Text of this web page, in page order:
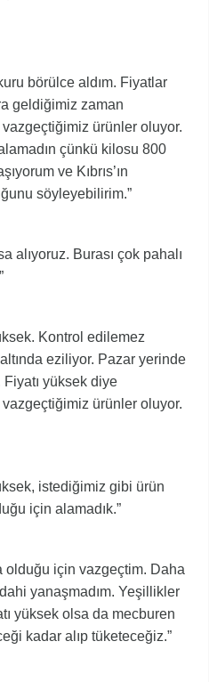
börülce aldım. Fiyatlar
geldiğimiz zaman
vazgeçtiğimiz ürünler oluyor.
çünkü kilosu 800
ve Kıbrıs’ın
söyleyebilirim.”
alıyoruz. Burası çok pahalı
Kontrol edilemez
eziliyor. Pazar yerinde
Fiyatı yüksek diye
vazgeçtiğimiz ürünler oluyor.
istediğimiz gibi ürün
için alamadık.”
olduğu için vazgeçtim. Daha
yanaşmadım. Yeşillikler
yüksek olsa da mecburen
kadar alıp tüketeceğiz.”